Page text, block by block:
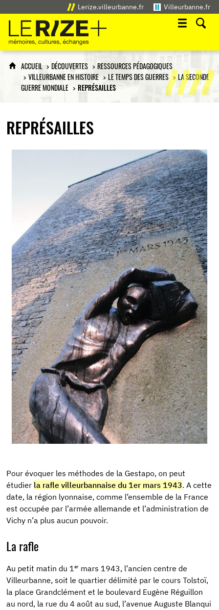
Lerize.villeurbanne.fr Villeurbanne.fr
Le Rize+
mémoires, cultures, échanges
ACCUEIL DÉCOUVERTES
RESSOURCES PÉDAGOGIQUES
VILLEURBANNE EN HISTOIRE
LE TEMPS DES GUERRES
LA SECONDE
GUERRE MONDIALE
REPRÉSAILLES
REPRÉSAILLES
Pour évoquer les méthodes de la Gestapo, on peut
étudier la rafle villeurbannaise du 1er mars 1943. A cette
date, la région lyonnaise, comme l’ensemble de la France
est occupée par l’armée allemande et l’administration de
Vichy n’a plus aucun pouvoir.
La rafle
Au petit matin du 1er mars 1943, l’ancien centre de
Villeurbanne, soit le quartier délimité par le cours Tolstoï,
la place Grandclément et le boulevard Eugène Réguillon
au nord, la rue du 4 août au sud, l’avenue Auguste Blanqui